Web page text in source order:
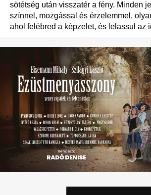
sötétség után visszatér a fény. Minden
színnel, mozgással és érzelemmel,
ahol felébred a képzelet, és lelassul az